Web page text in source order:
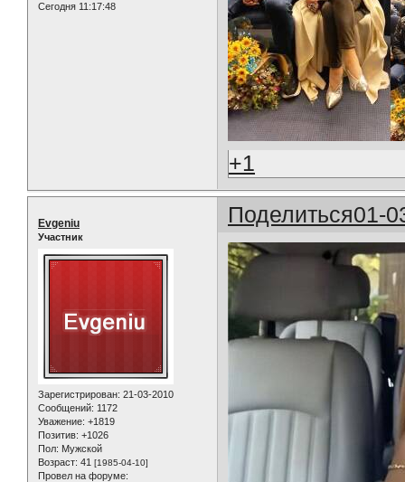
Сегодня 11:17:48
+1
Поделиться01-
Evgeniu
Участник
Зарегистрирован: 21-03-2010
Сообщений: 1172
Уважение: +1819
Позитив: +1026
Пол: Мужской
Возраст: 41 [1985-04-10]
Провел на форуме: